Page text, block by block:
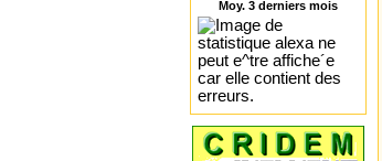
Moy. 3 derniers mois